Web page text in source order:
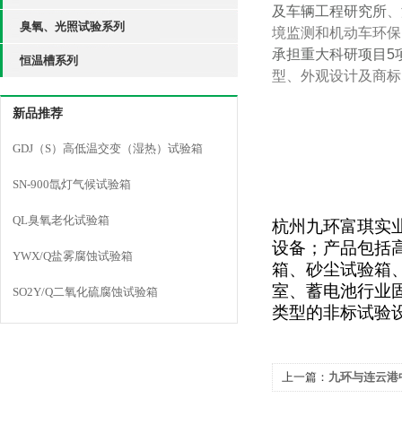
臭氧、光照试验系列
恒温槽系列
新品推荐
GDJ（S）高低温交变（湿热）试验箱
SN-900氙灯气候试验箱
QL臭氧老化试验箱
YWX/Q盐雾腐蚀试验箱
SO2Y/Q二氧化硫腐蚀试验箱
及车辆工程研究所
境监测和机动车环
承担重大科研项目5
型、外观设计及商
杭州九环富琪实
设备；产品包括
箱、砂尘试验箱
室、蓄电池行业
类型的非标试验
上一篇： 九环与连云